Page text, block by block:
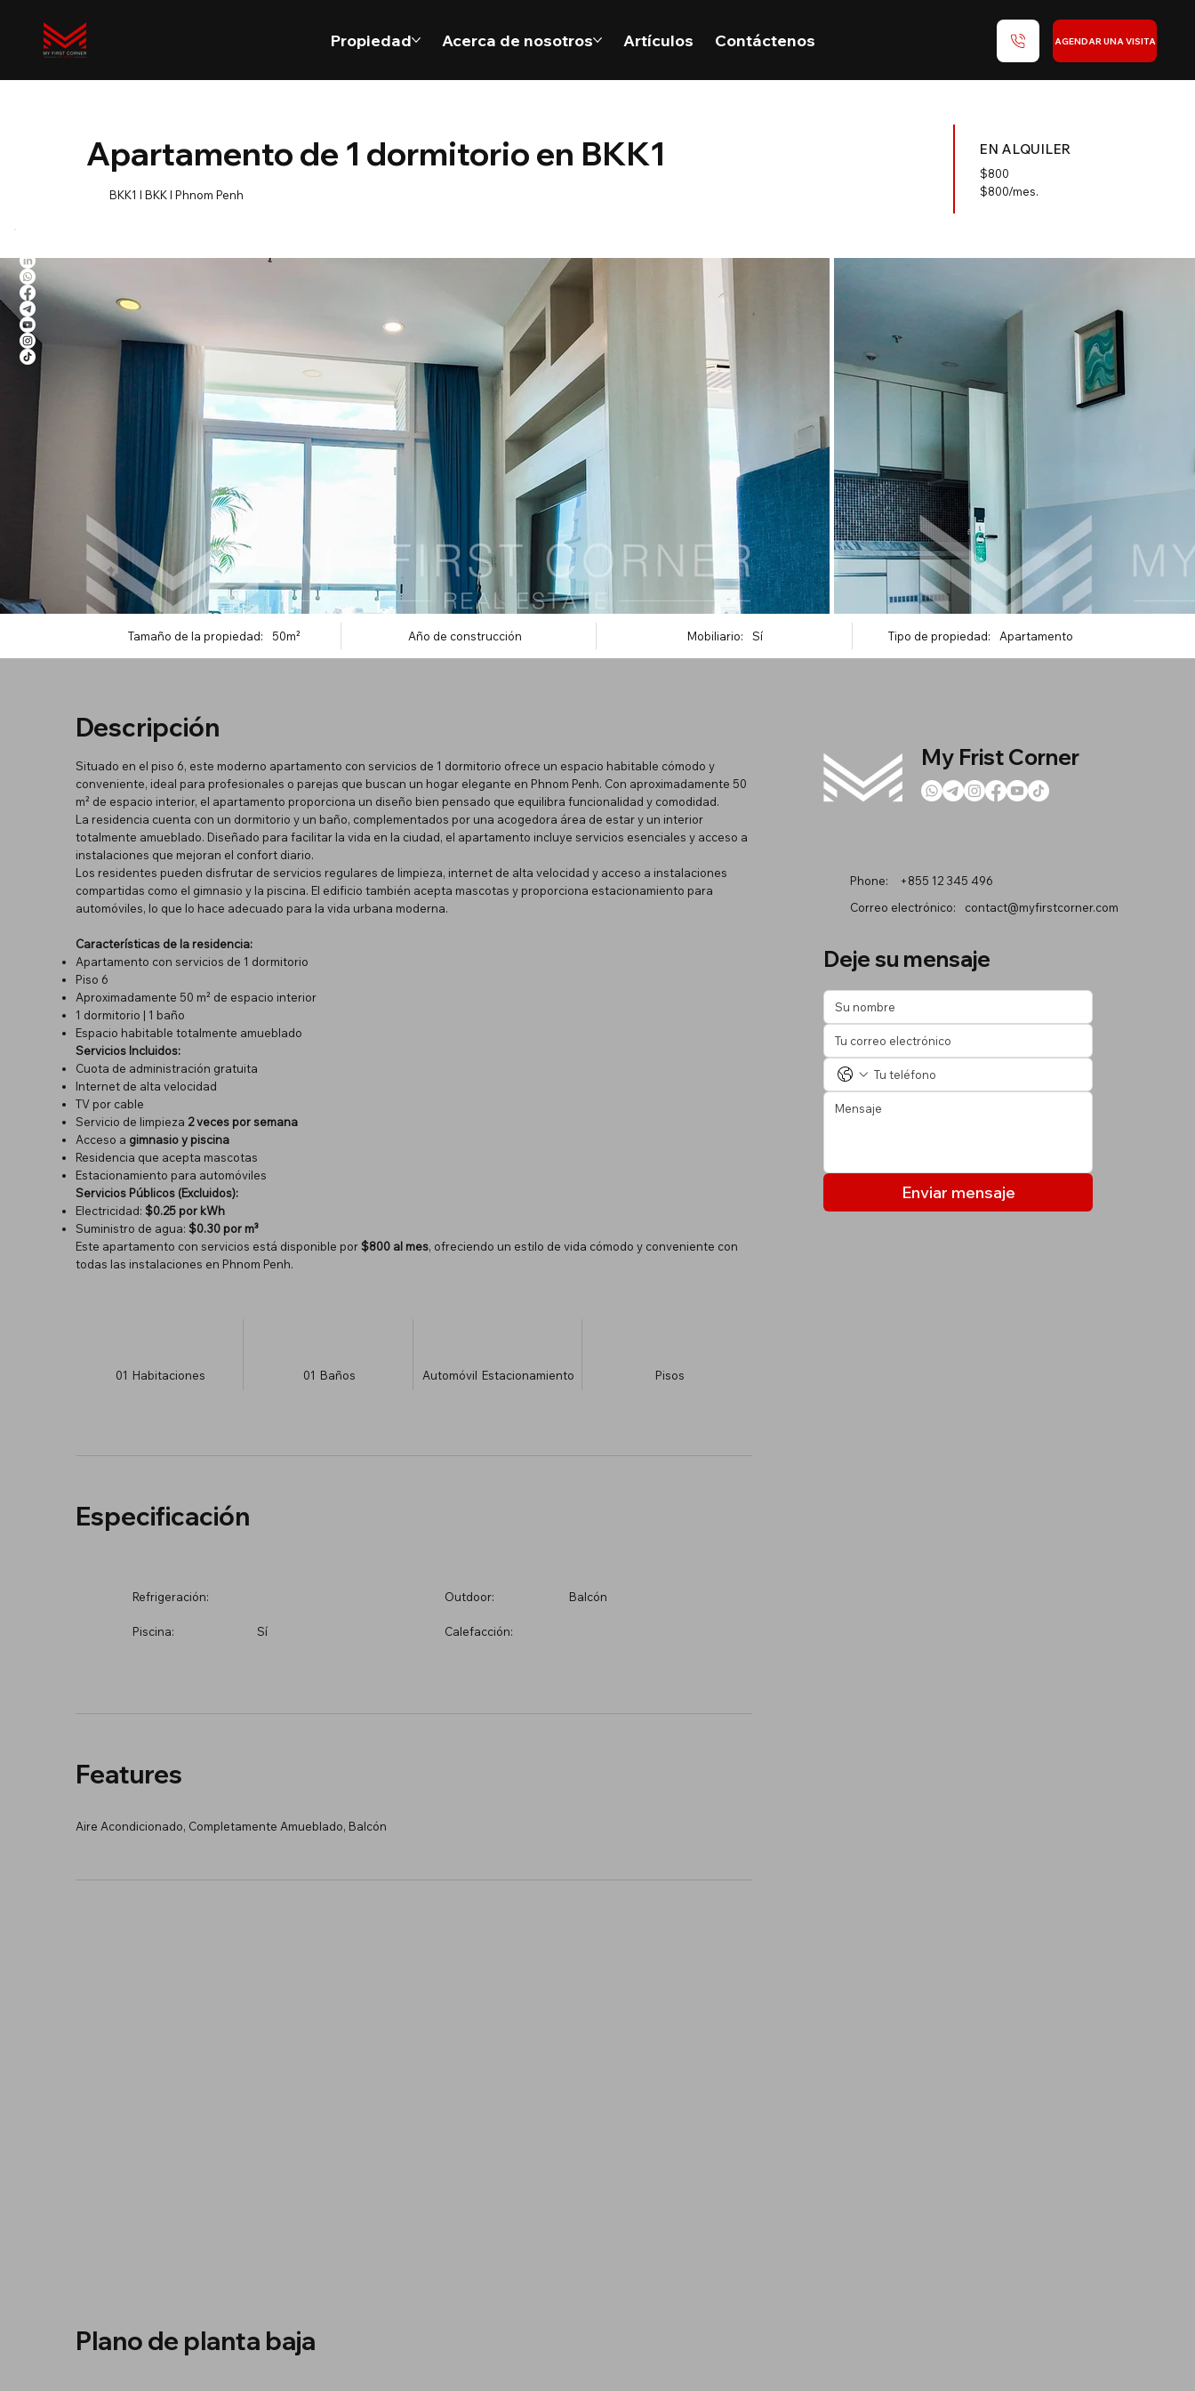
Propiedad Acerca de nosotros Artículos Contáctenos AGENDAR UNA VISITA
Apartamento de 1 dormitorio en BKK1
BKK1 l BKK l Phnom Penh
EN ALQUILER
$800
$800/mes.
Tamaño de la propiedad: 50m² Año de construcción Mobiliario: Sí Tipo de propiedad: Apartamento
Descripción
Situado en el piso 6, este moderno apartamento con servicios de 1 dormitorio ofrece un espacio habitable cómodo y
conveniente, ideal para profesionales o parejas que buscan un hogar elegante en Phnom Penh. Con aproximadamente 50
m² de espacio interior, el apartamento proporciona un diseño bien pensado que equilibra funcionalidad y comodidad.
La residencia cuenta con un dormitorio y un baño, complementados por una acogedora área de estar y un interior
totalmente amueblado. Diseñado para facilitar la vida en la ciudad, el apartamento incluye servicios esenciales y acceso a
instalaciones que mejoran el confort diario.
Los residentes pueden disfrutar de servicios regulares de limpieza, internet de alta velocidad y acceso a instalaciones
compartidas como el gimnasio y la piscina. El edificio también acepta mascotas y proporciona estacionamiento para
automóviles, lo que lo hace adecuado para la vida urbana moderna.
Características de la residencia:
Apartamento con servicios de 1 dormitorio
Piso 6
Aproximadamente 50 m² de espacio interior
1 dormitorio | 1 baño
Espacio habitable totalmente amueblado
Servicios Incluidos:
Cuota de administración gratuita
Internet de alta velocidad
TV por cable
Servicio de limpieza 2 veces por semana
Acceso a gimnasio y piscina
Residencia que acepta mascotas
Estacionamiento para automóviles
Servicios Públicos (Excluidos):
Electricidad: $0.25 por kWh
Suministro de agua: $0.30 por m³
Este apartamento con servicios está disponible por $800 al mes, ofreciendo un estilo de vida cómodo y conveniente con
todas las instalaciones en Phnom Penh.
01 Habitaciones 01 Baños Automóvil Estacionamiento ​Pisos
Especificación
Refrigeración:
Piscina: Sí
Outdoor: Balcón
Calefacción:
Features
Aire Acondicionado, Completamente Amueblado, Balcón
Plano de planta baja
My Frist Corner
Phone:
+855 12 345 496
Correo electrónico:
contact@myfirstcorner.com
Deje su mensaje
Enviar mensaje